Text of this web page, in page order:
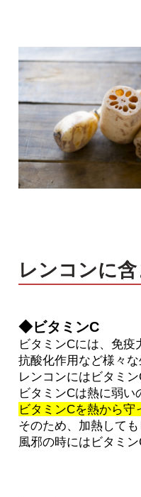
レンコンに
◆ビタミンC
ビタミンCには、免疫
抗酸化作用など様々な
レンコンにはビタミ
ビタミンCは熱に弱
ビタミンCを熱から守
そのため、加熱して
風邪の時にはビタミ